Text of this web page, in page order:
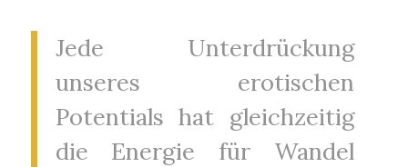
Jede Unterdrückung
unseres erotischen
Potentials hat gleichzeitig
die Energie für Wandel